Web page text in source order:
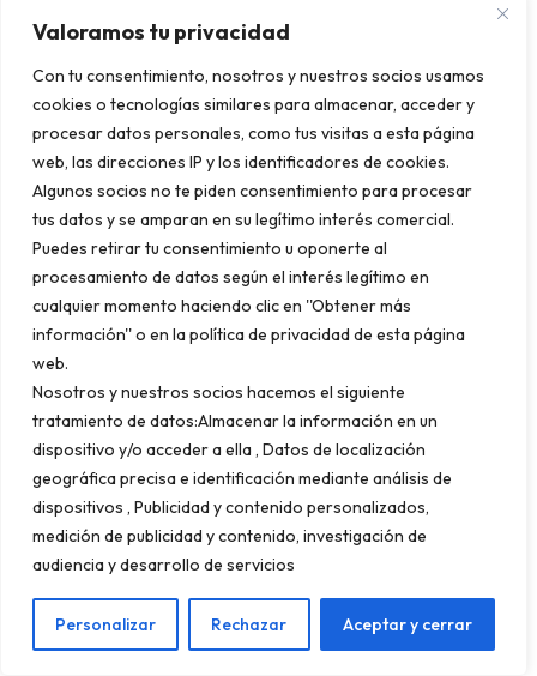
Valoramos tu privacidad
Con tu consentimiento, nosotros y nuestros socios usamos
cookies o tecnologías similares para almacenar, acceder y
procesar datos personales, como tus visitas a esta página
web, las direcciones IP y los identificadores de cookies.
Algunos socios no te piden consentimiento para procesar
tus datos y se amparan en su legítimo interés comercial.
Puedes retirar tu consentimiento u oponerte al
procesamiento de datos según el interés legítimo en
cualquier momento haciendo clic en ''Obtener más
información'' o en la política de privacidad de esta página
web.
Nosotros y nuestros socios hacemos el siguiente
tratamiento de datos:Almacenar la información en un
dispositivo y/o acceder a ella , Datos de localización
geográfica precisa e identificación mediante análisis de
dispositivos , Publicidad y contenido personalizados,
medición de publicidad y contenido, investigación de
audiencia y desarrollo de servicios
Personalizar Rechazar Aceptar y cerrar
La integración de IA en la producción de vídeo
también está cambiando las reglas del juego:
herramientas de generación de avatares,
traducción y doblaje automático, edición
asistida y subtitulado automático permiten
que equipos pequeños produzcan volúmenes
de contenido que antes requerían
departamentos enteros. Las agencias que
han integrado estos flujos en sus servicios
están ofreciendo a sus clientes una relación
coste-beneficio que estaba fuera del
mercado hace apenas dos años.
Formación y talento: el